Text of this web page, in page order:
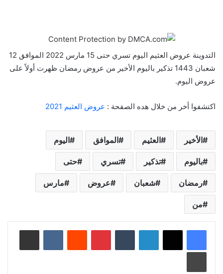
التدوينة عروض العثيم اليوم تسري حتى 15 مارس 2022 الموافق 12
شعبان 1443 تذكير باليوم الأخير من عروض رمضان ظهرت أولاً على
عروض اليوم.
اكتشفوا أخر من خلال هده الصفحة : عروض العثيم 2021
الأخير العثيم الموافق اليوم
باليوم تذكير تسري حتى
رمضان شعبان عروض مارس
من
لينكدإن بينتيريست